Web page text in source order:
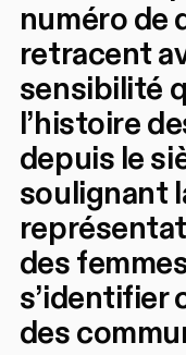
numéro de
retracent
sensibilité
l’histoire
depuis le
soulignant
des
s’identifier
des